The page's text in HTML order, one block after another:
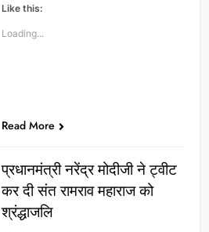
Like this:
Loading...
Read More
प्रधानमंत्री नरेंद्र मोदीजी ने ट्वीट
कर दी संत रामराव महाराज को
श्रंद्धाजलि